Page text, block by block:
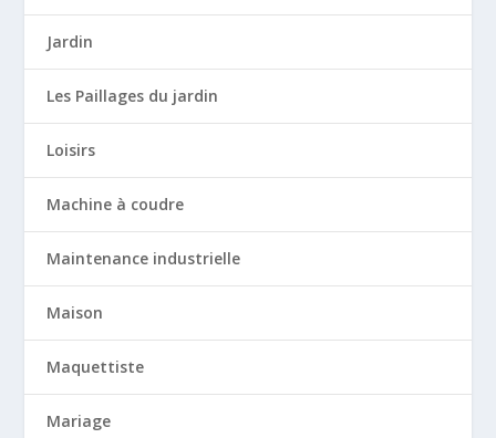
Jardin
Les Paillages du jardin
Loisirs
Machine à coudre
Maintenance industrielle
Maison
Maquettiste
Mariage